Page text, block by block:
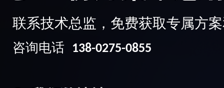
联系技术总监，免费获取专属方
咨询电话 138-0275-0855